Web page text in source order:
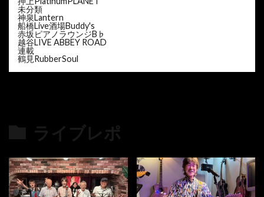
未分類
神泉Lantern
船橋Live酒場Buddy's
赤坂ピアノラウンジB♭
越谷LIVE ABBEY ROAD
連載
鶴見RubberSoul
ライブレポ